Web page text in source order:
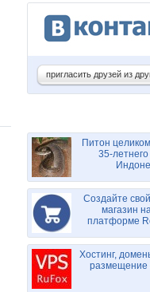
пригласить друзей из
Питон
35-
Создайте
магазин
платформе
Хостинг,
размещение